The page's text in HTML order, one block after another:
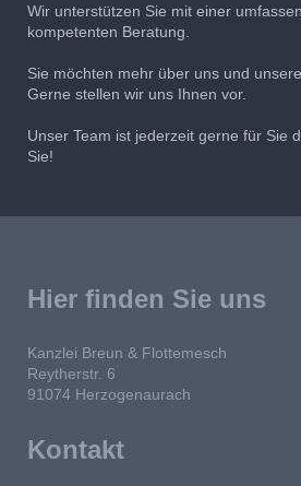
Wir unterstützen Sie mit einer
kompetenten Beratung.
Sie möchten mehr über uns und
Gerne stellen wir uns Ihnen vor.
Unser Team ist jederzeit gerne für Sie
Sie!
Hier finden Sie uns
Kanzlei Breun & Flottemesch
Reytherstr. 6
91074 Herzogenaurach
Kontakt